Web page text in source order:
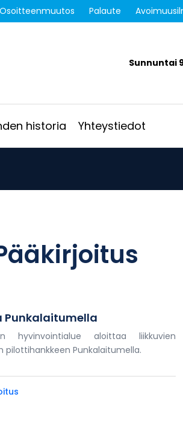
Osoitteenmuutos Palaute
Sunnuntai
historia Yhteystiedot
Punkalaitumella
hyvinvointialue aloittaa liikkuvien
pilottihankkeen Punkalaitumella.